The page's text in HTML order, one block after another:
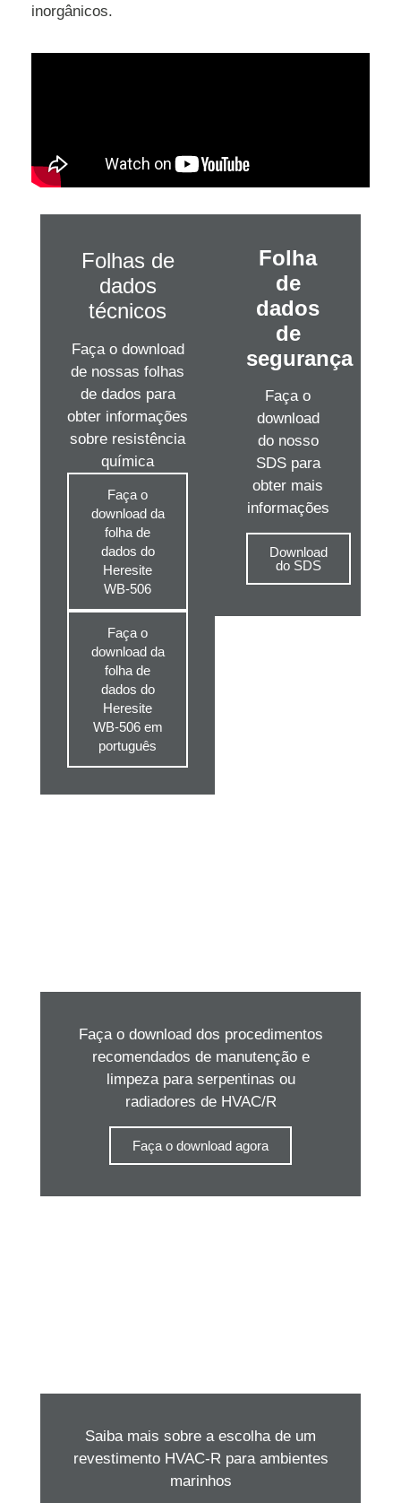
inorgânicos.
Folhas de
dados
técnicos
Faça o download
de nossas folhas
de dados para
obter informações
sobre resistência
química
Faça o
download da
folha de
dados do
Heresite
WB-506
Faça o
download da
folha de
dados do
Heresite
WB-506 em
português
Folha
de
dados
de
segurança
Faça o
download
do nosso
SDS para
obter mais
informações
Download
do SDS
Faça o download dos procedimentos
recomendados de manutenção e
limpeza para serpentinas ou
radiadores de HVAC/R
Faça o download agora
Saiba mais sobre a escolha de um
revestimento HVAC-R para ambientes
marinhos